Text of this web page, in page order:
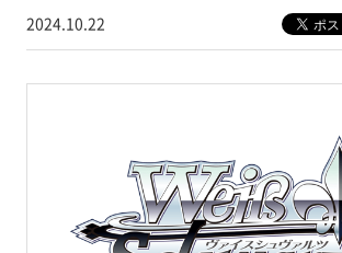
2024.10.22